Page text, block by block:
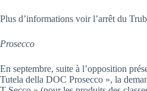
Plus d’informations voir l’arrêt du
Prosecco
En septembre, suite à l’opposition
Tutela della DOC Prosecco », la